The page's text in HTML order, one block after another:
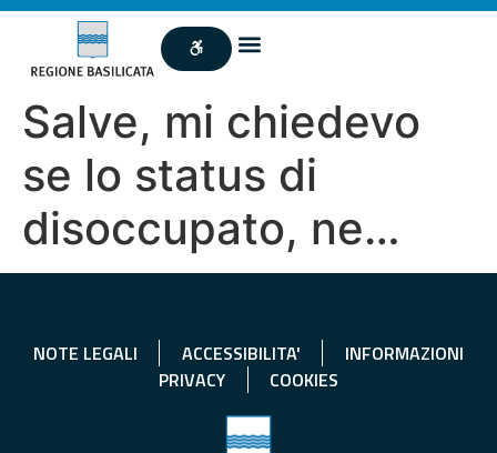
Salve, mi chiedevo
se lo status di
disoccupato, ne…
NOTE LEGALI ACCESSIBILITA'
INFORMAZIONI
PRIVACY
COOKIES